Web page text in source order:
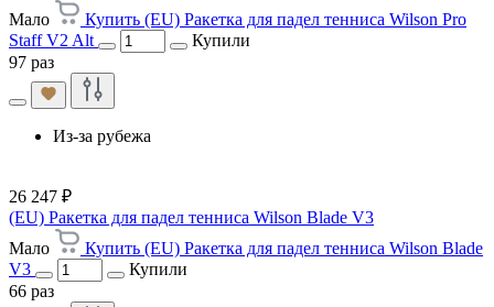
Мало
Купить (EU) Ракетка для падел тенниса Wilson Pro
Staff V2 Alt
Купили
97 раз
Из-за рубежа
26 247 ₽
(EU) Ракетка для падел тенниса Wilson Blade V3
Мало
Купить (EU) Ракетка для падел тенниса Wilson Blade
V3
Купили
66 раз